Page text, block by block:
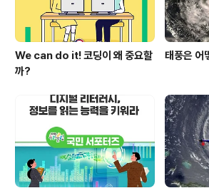
We can do it! 코딩이 왜 중요할
까?
태풍은 어